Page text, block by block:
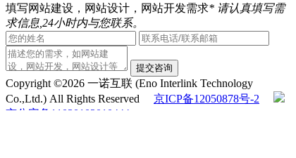
填写网站建设，网站设计，网站开发需求* 请认真填写需
求信息,24小时内与您联系。
提交咨询
Copyright ©2026 一诺互联 (Eno Interlink Technology
Co.,Ltd.) All Rights Reserved 京ICP备12050878号-2
京公安备11030102010444